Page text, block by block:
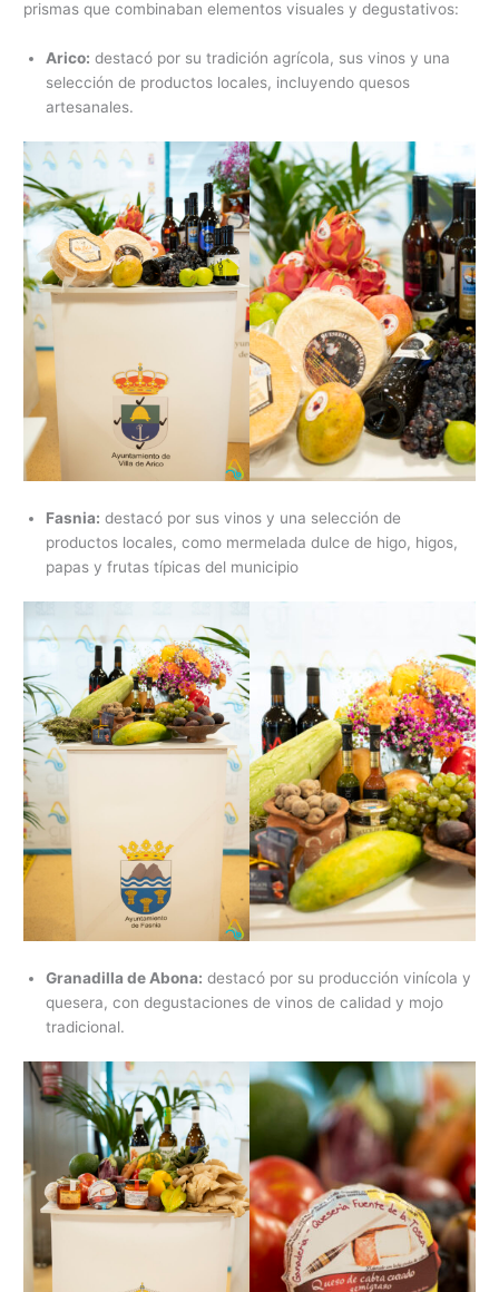
prismas que combinaban elementos visuales y degustativos:
Arico: destacó por su tradición agrícola, sus vinos y una
selección de productos locales, incluyendo quesos
artesanales.
Fasnia: destacó por sus vinos y una selección de
productos locales, como mermelada dulce de higo, higos,
papas y frutas típicas del municipio
Granadilla de Abona: destacó por su producción vinícola y
quesera, con degustaciones de vinos de calidad y mojo
tradicional.